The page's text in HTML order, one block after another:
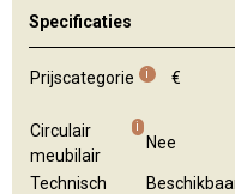
Specificaties
Prijscategorie i €
Circulair
meubilair
i
Nee
Technisch